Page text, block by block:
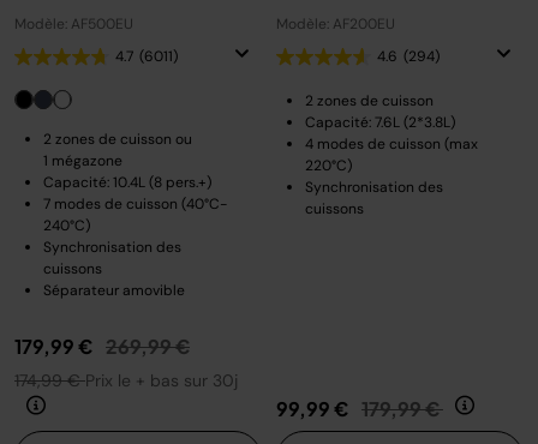
Modèle: AF500EU
4.7 (6011)
2 zones de cuisson ou
1 mégazone
Capacité: 10.4L (8 pers.+)
7 modes de cuisson (40°C-
240°C)
Synchronisation des
cuissons
Séparateur amovible
179,99 € Prix réduit de
269,99 €au
174,99 €Prix le + bas sur 30j
Modèle: AF200EU
4.6 (294)
2 zones de cuisson
Capacité: 7.6L (2*3.8L)
4 modes de cuisson (max
220°C)
Synchronisation des
cuissons
99,99 € Prix réduit de
179,99 € au